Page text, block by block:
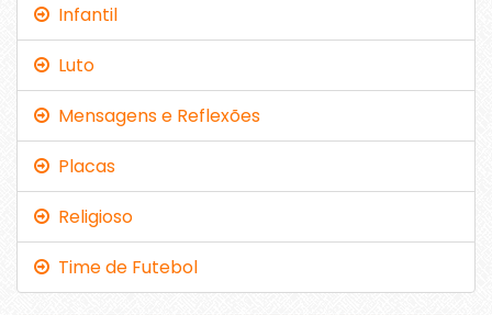
Infantil
Luto
Mensagens e Reflexões
Placas
Religioso
Time de Futebol